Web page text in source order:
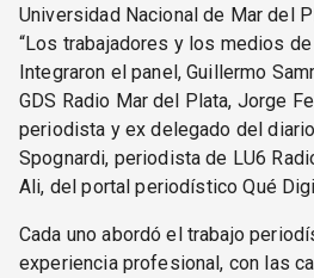
Universidad Nacional de Mar del
“Los trabajadores y los medios de
Integraron el panel, Guillermo
GDS Radio Mar del Plata, Jorge
periodista y ex delegado del
Spognardi, periodista de LU6
Ali, del portal periodístico Qué
Cada uno abordó el trabajo
experiencia profesional, con las